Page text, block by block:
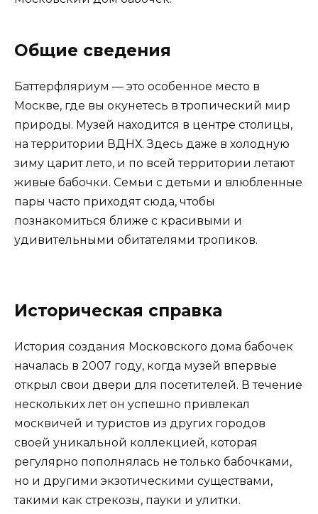
Общие сведения
Баттерфляриум — это особенное место в
Москве, где вы окунетесь в тропический мир
природы. Музей находится в центре столицы,
на территории ВДНХ. Здесь даже в холодную
зиму царит лето, и по всей территории летают
живые бабочки. Семьи с детьми и влюбленные
пары часто приходят сюда, чтобы
познакомиться ближе с красивыми и
удивительными обитателями тропиков.
Историческая справка
История создания Московского дома бабочек
началась в 2007 году, когда музей впервые
открыл свои двери для посетителей. В течение
нескольких лет он успешно привлекал
москвичей и туристов из других городов
своей уникальной коллекцией, которая
регулярно пополнялась не только бабочками,
но и другими экзотическими существами,
такими как стрекозы, пауки и улитки.